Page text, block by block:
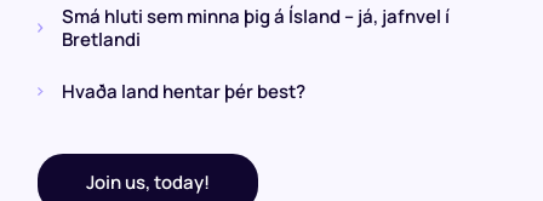
Smá hluti sem minna þig á Ísland – já, jafnvel í
Bretlandi
Hvaða land hentar þér best?
Join us, today!